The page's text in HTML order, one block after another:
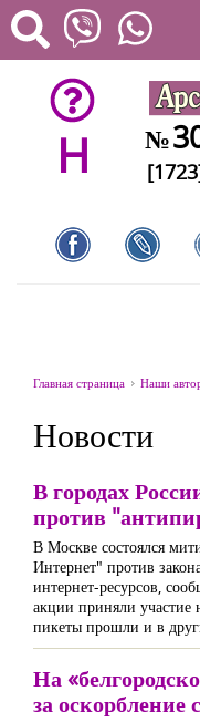
H №
Главная страница Наши
Новости
В городах
против
В Москве состоялся
Интернет" против
интернет-ресурсов,
акции приняли участие
пикеты прошли и в
На
за оскорбление